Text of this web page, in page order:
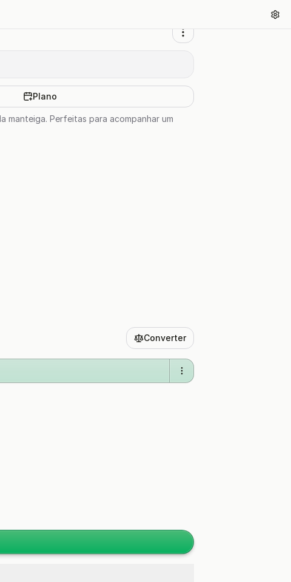
Plano
manteiga. Perfeitas para acompanhar um
Converter